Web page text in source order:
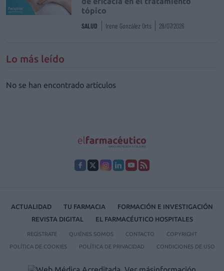
tópico
SALUD Irene González Orts 28/07/2026
Lo más leído
No se han encontrado artículos
ACTUALIDAD TU FARMACIA
FORMACIÓN E INVESTIGACIÓN
REVISTA DIGITAL
EL FARMACÉUTICO HOSPITALES
REGÍSTRATE QUIÉNES SOMOS CONTACTO COPYRIGHT
POLÍTICA DE COOKIES POLÍTICA DE PRIVACIDAD CONDICIONES DE USO